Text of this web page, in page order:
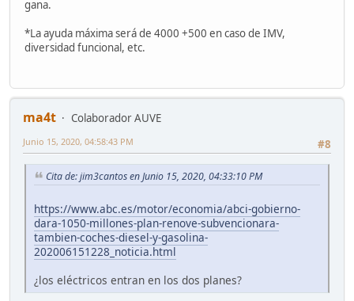
gana.
*La ayuda máxima será de 4000 +500 en caso de IMV,
diversidad funcional, etc.
ma4t
Colaborador AUVE
#8
Junio 15, 2020, 04:58:43 PM
Cita de: jim3cantos en Junio 15, 2020, 04:33:10 PM
https://www.abc.es/motor/economia/abci-gobierno-
dara-1050-millones-plan-renove-subvencionara-
tambien-coches-diesel-y-gasolina-
202006151228_noticia.html
¿los eléctricos entran en los dos planes?